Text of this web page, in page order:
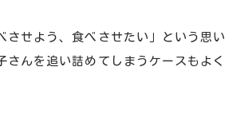
させよう、食べさせたい」という思い
さんを追い詰めてしまうケースもよく